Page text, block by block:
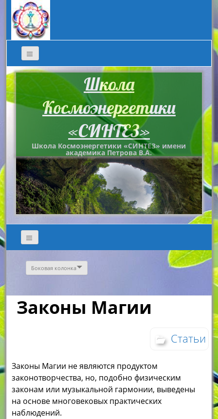
Школа
Космоэнергетики
«СИНТЕЗ»
Школа Космоэнергетики «СИНТЕЗ» имени
академика Петрова В.А.
Боковая колонка
Законы Магии
Статьи
Законы Магии не являются продуктом
законотворчества, но, подобно физическим
законам или музыкальной гармонии, выведены
на основе многовековых практических
наблюдений.